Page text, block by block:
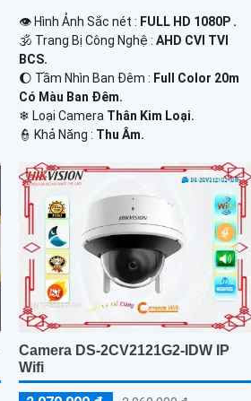
👁 Hình Ảnh Sắc nét : FULL HD 1080P .
🕉️ Trang Bị Công Nghệ :AHD CVI TVI
BCS.
🌔 Tầm Nhìn Ban Đêm : Full Color 20m
Có Màu Ban Đêm.
❄ Loại Camera Thân Kim Loại.
️👮 Khả Năng : Thu Âm.
Camera DS-2CV2121G2-IDW IP
Wifi